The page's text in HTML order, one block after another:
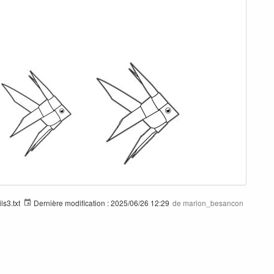
Dernière modification :2025/06/26 12:29 de marion_besancon